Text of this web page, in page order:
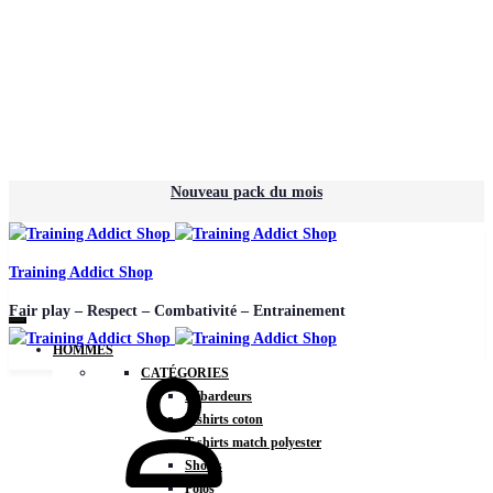
Nouveau pack du mois
Training Addict Shop
Fair play – Respect – Combativité – Entrainement
HOMMES
CATÉGORIES
Débardeurs
T-shirts coton
T-shirts match polyester
Shorts
Polos